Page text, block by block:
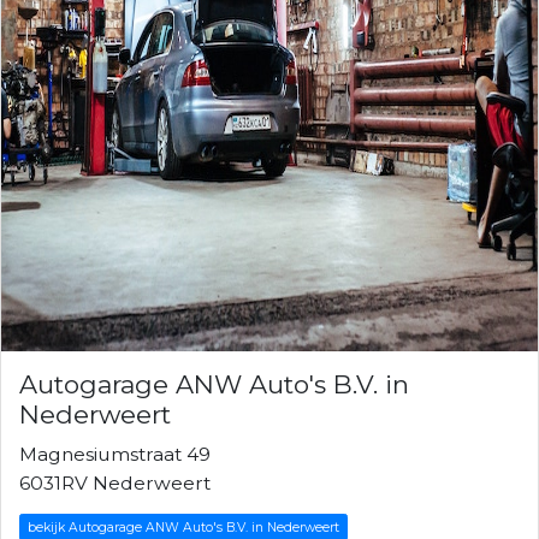
Autogarage ANW Auto's B.V. in
Nederweert
Magnesiumstraat 49
6031RV Nederweert
bekijk Autogarage ANW Auto's B.V. in Nederweert